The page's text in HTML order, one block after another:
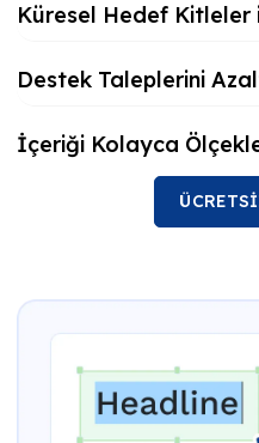
Küresel Hedef Kitleler
Destek Taleplerini
İçeriği Kolayca